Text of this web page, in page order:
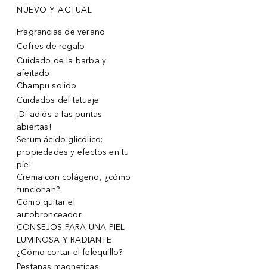
NUEVO Y ACTUAL
Fragrancias de verano
Cofres de regalo
Cuidado de la barba y
afeitado
Champu solido
Cuidados del tatuaje
¡Di adiós a las puntas
abiertas!
Serum ácido glicólico:
propiedades y efectos en tu
piel
Crema con colágeno, ¿cómo
funcionan?
Cómo quitar el
autobronceador
CONSEJOS PARA UNA PIEL
LUMINOSA Y RADIANTE
¿Cómo cortar el felequillo?
Pestanas magneticas